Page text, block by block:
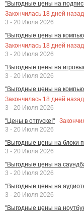
"Выгодные цены на
Закончилась 18 дней назад
3 - 20 Июля 2026
"Выгодные цены на
Закончилась 18 дней назад
3 - 20 Июля 2026
"Выгодные цены на
3 - 20 Июля 2026
"Выгодные цены на
Закончилась 18 дней назад
3 - 20 Июля 2026
"Цены в отпуске!"
3 - 20 Июля 2026
"Выгодные цены на блоки
3 - 20 Июля 2026
"Выгодные цены на
3 - 20 Июля 2026
"Выгодные цены на
3 - 20 Июля 2026
"Выгодные цены на